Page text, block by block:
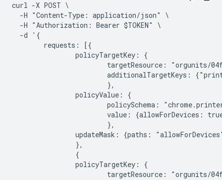
curl -X POST \
  -H "Content-Type: application/json" \
  -H "Authorization: Bearer $TOKEN" \
  -d '{
        requests: [{
                policyTargetKey: {
targetResource: "orgunits/
additionalTargetKeys:
                        },
                policyValue: {
policySchema:
value: {allowForDevices:
                        },
updateMask: {paths:
                },
                {
                policyTargetKey: {
targetResource: "orgunits/